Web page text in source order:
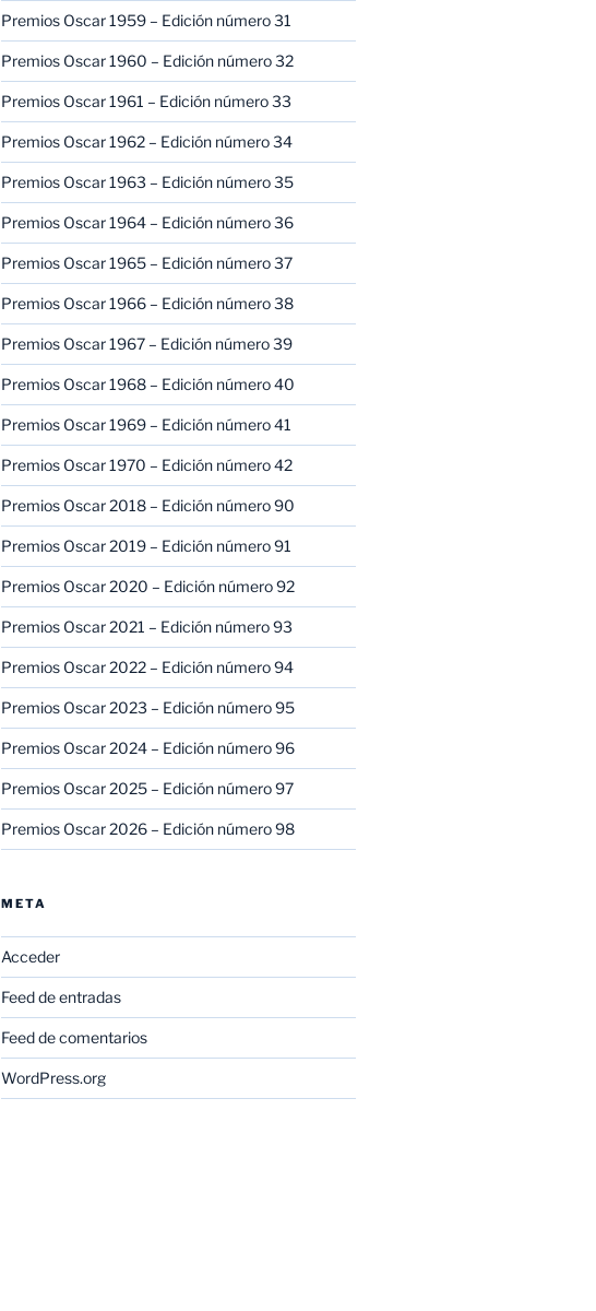
Premios Oscar 1959 – Edición número 31
Premios Oscar 1960 – Edición número 32
Premios Oscar 1961 – Edición número 33
Premios Oscar 1962 – Edición número 34
Premios Oscar 1963 – Edición número 35
Premios Oscar 1964 – Edición número 36
Premios Oscar 1965 – Edición número 37
Premios Oscar 1966 – Edición número 38
Premios Oscar 1967 – Edición número 39
Premios Oscar 1968 – Edición número 40
Premios Oscar 1969 – Edición número 41
Premios Oscar 1970 – Edición número 42
Premios Oscar 2018 – Edición número 90
Premios Oscar 2019 – Edición número 91
Premios Oscar 2020 – Edición número 92
Premios Oscar 2021 – Edición número 93
Premios Oscar 2022 – Edición número 94
Premios Oscar 2023 – Edición número 95
Premios Oscar 2024 – Edición número 96
Premios Oscar 2025 – Edición número 97
Premios Oscar 2026 – Edición número 98
META
Acceder
Feed de entradas
Feed de comentarios
WordPress.org